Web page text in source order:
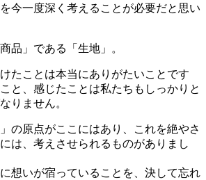
今一度深く考えることが必要だと思い
品」である「生地」。
たことは本当にありがたいことです
と、感じたことは私たちもしっかりと
りません。
の原点がここにはあり、これを絶やさ
は、考えさせられるものがありまし
想いが宿っていることを、決して忘れ